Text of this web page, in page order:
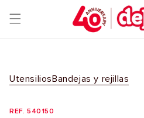
directamente
al contenido
UtensiliosBandejas y rejillas
REF. 540150